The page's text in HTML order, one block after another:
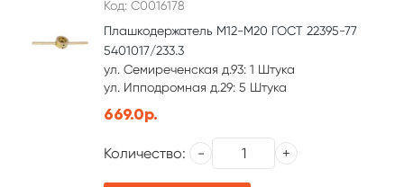
Код: С0016178
Плашкодержатель М12-М20 ГОСТ 22395-77
5401017/233.3
ул. Семиреченская д.93: 1 Штука
ул. Ипподромная д.29: 5 Штука
669.0р.
Количество: